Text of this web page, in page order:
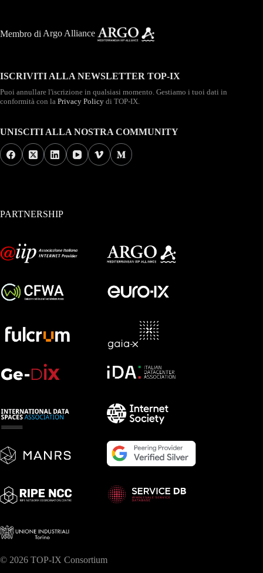
Membro di Argo Alliance
ISCRIVITI ALLA NEWSLETTER TOP-IX
Puoi annullare l'iscrizione in qualsiasi momento. Gestiamo i tuoi dati in
conformità con la Privacy Policy di TOP-IX.
UNISCITI ALLA NOSTRA COMMUNITY
PARTNERSHIP
© 2026 TOP-IX Consortium